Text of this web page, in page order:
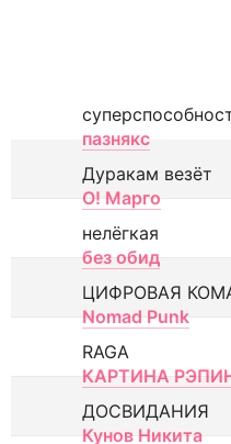
пазнякс
Дуракам везёт
О! Марго
нелёгкая
без обид
ЦИФРОВАЯ
Nomad Punk
RAGA
КАРТИНА
ДОСВИДАНИЯ
Кунов Никита